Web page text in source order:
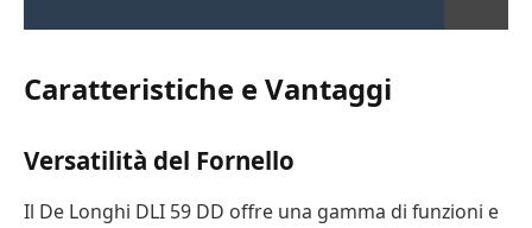
Caratteristiche e Vantaggi
Versatilità del Fornello
Il De Longhi DLI 59 DD offre una gamma di funzioni e